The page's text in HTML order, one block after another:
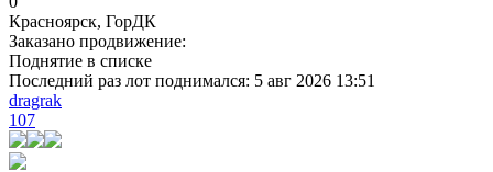
Красноярск, ГорДК
Заказано продвижение:
Поднятие в списке
Последний раз лот поднимался: 5 авг 2026 13:51
dragrak
107